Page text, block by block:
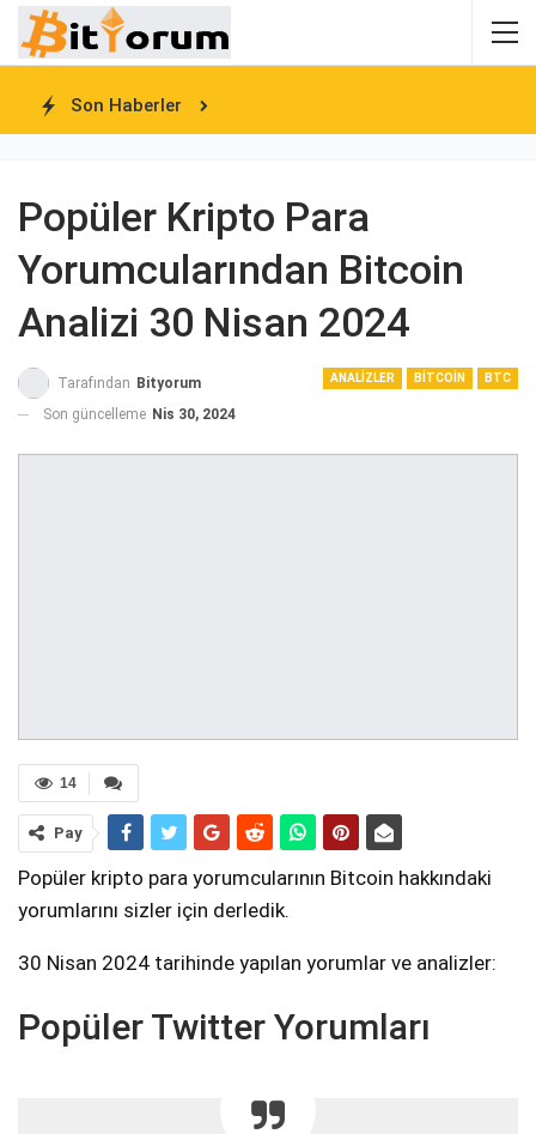
Son Haberler
Popüler Kripto Para
Yorumcularından Bitcoin
Analizi 30 Nisan 2024
ANALIZLER BITCOIN BTC
Tarafından Bityorum
Son güncelleme Nis 30, 2024
14
Pay
Popüler kripto para yorumcularının Bitcoin hakkındaki
yorumlarını sizler için derledik.
30 Nisan 2024 tarihinde yapılan yorumlar ve analizler:
Popüler Twitter Yorumları